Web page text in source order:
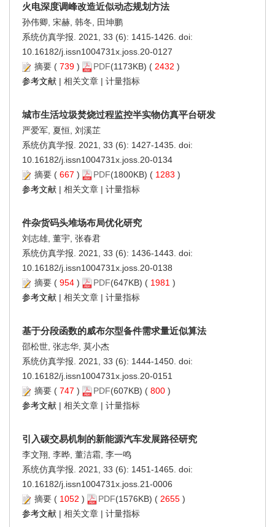
火电深度调峰改造近似动态规划方法
孙伟卿, 宋赫, 韩冬, 田坤鹏
系统仿真学报. 2021, 33 (6): 1415-1426. doi:
10.16182/j.issn1004731x.joss.20-0127
摘要 ( 739 ) PDF(1173KB) ( 2432 )
参考文献 | 相关文章 | 计量指标
城市生活垃圾焚烧过程监控半实物仿真平台研发
严爱军, 夏恒, 刘溪芷
系统仿真学报. 2021, 33 (6): 1427-1435. doi:
10.16182/j.issn1004731x.joss.20-0134
摘要 ( 667 ) PDF(1800KB) ( 1283 )
参考文献 | 相关文章 | 计量指标
件杂货码头堆场布局优化研究
刘志雄, 董宇, 张春君
系统仿真学报. 2021, 33 (6): 1436-1443. doi:
10.16182/j.issn1004731x.joss.20-0138
摘要 ( 954 ) PDF(647KB) ( 1981 )
参考文献 | 相关文章 | 计量指标
基于分段函数的威布尔型备件需求量近似算法
邵松世, 张志华, 莫小杰
系统仿真学报. 2021, 33 (6): 1444-1450. doi:
10.16182/j.issn1004731x.joss.20-0151
摘要 ( 747 ) PDF(607KB) ( 800 )
参考文献 | 相关文章 | 计量指标
引入碳交易机制的新能源汽车发展路径研究
李文翔, 李晔, 董洁霜, 李一鸣
系统仿真学报. 2021, 33 (6): 1451-1465. doi:
10.16182/j.issn1004731x.joss.21-0006
摘要 ( 1052 ) PDF(1576KB) ( 2655 )
参考文献 | 相关文章 | 计量指标